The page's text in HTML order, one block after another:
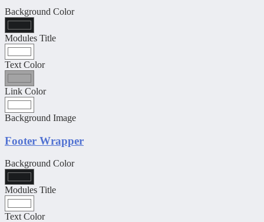
Background Color
Modules Title
Text Color
Link Color
Background Image
Footer Wrapper
Background Color
Modules Title
Text Color